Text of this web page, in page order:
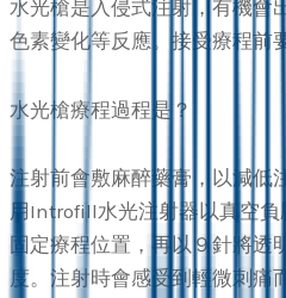
水光槍是入侵式注射，有機會
色素變化等反應。接受療程前
水光槍療程過程是？
注射前會敷麻醉藥膏，以減低
用Introfill水光注射器以真空負
固定療程位置，再以９針將透
度。注射時會感受到輕微刺痛